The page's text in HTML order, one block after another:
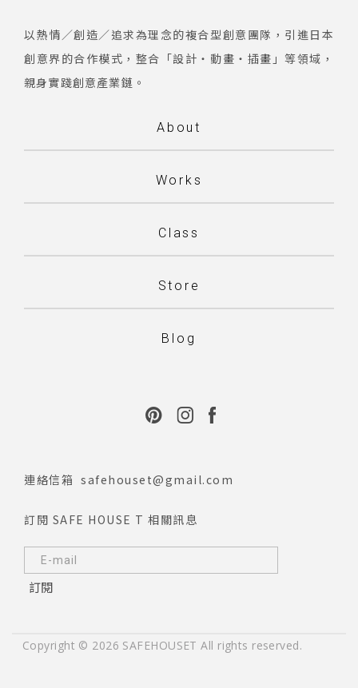
以熱情／創造／追求為理念的複合型創意團隊，引進日本
創意界的合作模式，整合「設計・動畫・插畫」等領域，
親身實踐創意產業鏈。
About
Works
Class
Store
Blog
連絡信箱 safehouset@gmail.com
訂閱 SAFE HOUSE T 相關訊息
訂閱
Copyright © 2026 SAFEHOUSET All rights reserved.